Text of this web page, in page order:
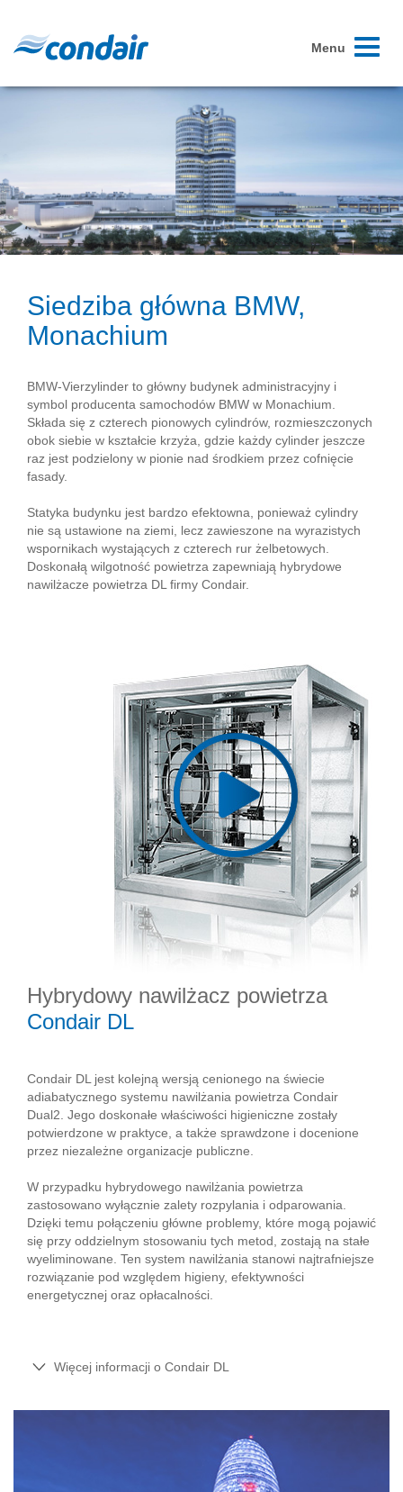
Toggle
Menu
Siedziba główna BMW,
Monachium
BMW-Vierzylinder to główny budynek administracyjny i
symbol producenta samochodów BMW w Monachium.
Składa się z czterech pionowych cylindrów, rozmieszczonych
obok siebie w kształcie krzyża, gdzie każdy cylinder jeszcze
raz jest podzielony w pionie nad środkiem przez cofnięcie
fasady.
Statyka budynku jest bardzo efektowna, ponieważ cylindry
nie są ustawione na ziemi, lecz zawieszone na wyrazistych
wspornikach wystających z czterech rur żelbetowych.
Doskonałą wilgotność powietrza zapewniają hybrydowe
nawilżacze powietrza DL firmy Condair.
Hybrydowy nawilżacz powietrza
Condair DL
Condair DL jest kolejną wersją cenionego na świecie
adiabatycznego systemu nawilżania powietrza Condair
Dual2. Jego doskonałe właściwości higieniczne zostały
potwierdzone w praktyce, a także sprawdzone i docenione
przez niezależne organizacje publiczne.
W przypadku hybrydowego nawilżania powietrza
zastosowano wyłącznie zalety rozpylania i odparowania.
Dzięki temu połączeniu główne problemy, które mogą pojawić
się przy oddzielnym stosowaniu tych metod, zostają na stałe
wyeliminowane. Ten system nawilżania stanowi najtrafniejsze
rozwiązanie pod względem higieny, efektywności
energetycznej oraz opłacalności.
Więcej informacji o Condair DL